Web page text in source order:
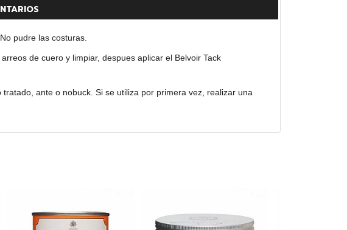
pudre las costuras.
de cuero y limpiar, despues aplicar el Belvoir Tack
ante o nobuck. Si se utiliza por primera vez, realizar una